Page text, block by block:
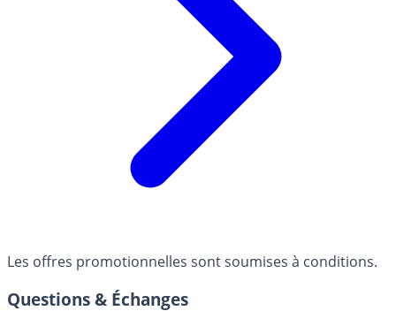
Les offres promotionnelles sont soumises à conditions.
Questions & Échanges